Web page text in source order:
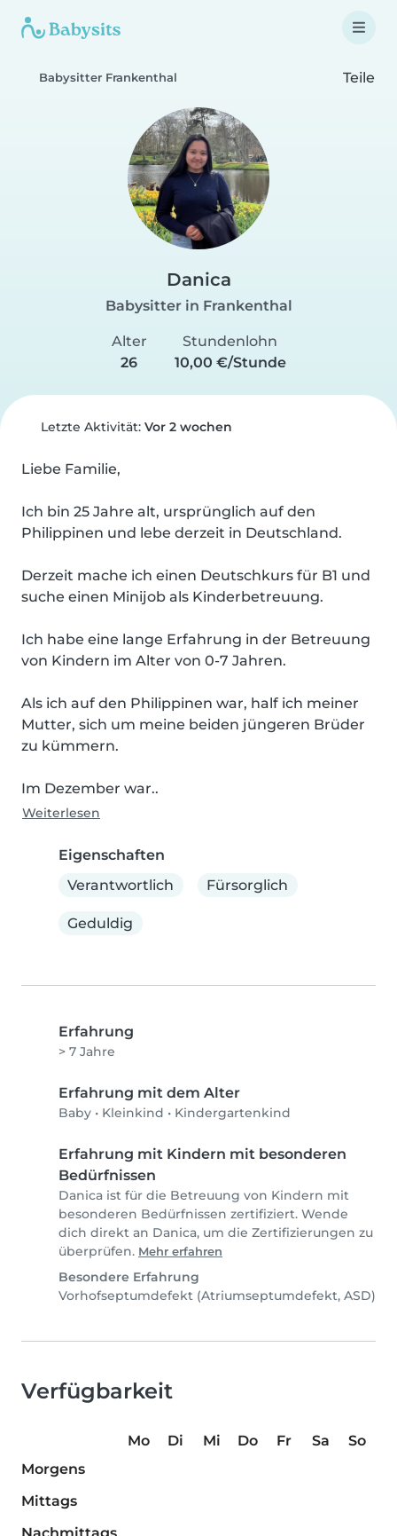
Babysitter Frankenthal Teile
Danica
Babysitter in Frankenthal
Alter
26
Stundenlohn
10,00 €/Stunde
Letzte Aktivität: Vor 2 wochen
Liebe Familie,
Ich bin 25 Jahre alt, ursprünglich auf den
Philippinen und lebe derzeit in Deutschland.
Derzeit mache ich einen Deutschkurs für B1 und
suche einen Minijob als Kinderbetreuung.
Ich habe eine lange Erfahrung in der Betreuung
von Kindern im Alter von 0-7 Jahren.
Als ich auf den Philippinen war, half ich meiner
Mutter, sich um meine beiden jüngeren Brüder
zu kümmern.
Im Dezember war..
Weiterlesen
Eigenschaften
Verantwortlich
Fürsorglich
Geduldig
Erfahrung
> 7 Jahre
Erfahrung mit dem Alter
Baby • Kleinkind • Kindergartenkind
Erfahrung mit Kindern mit besonderen
Bedürfnissen
Danica ist für die Betreuung von Kindern mit
besonderen Bedürfnissen zertifiziert. Wende
dich direkt an Danica, um die Zertifizierungen zu
überprüfen. Mehr erfahren
Besondere Erfahrung
Vorhofseptumdefekt (Atriumseptumdefekt, ASD)
Verfügbarkeit
Mo Di Mi Do Fr Sa
So
Morgens
Mittags